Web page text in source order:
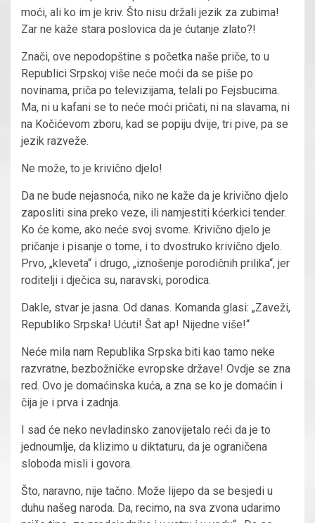
moći, ali ko im je kriv. Što nisu držali jezik za zubima!
Zar ne kaže stara poslovica da je ćutanje zlato?!
Znači, ove nepodopštine s početka naše priče, to u
Republici Srpskoj više neće moći da se piše po
novinama, priča po televizijama, telali po Fejsbucima.
Ma, ni u kafani se to neće moći pričati, ni na slavama, ni
na Kočićevom zboru, kad se popiju dvije, tri pive, pa se
jezik razveže.
Ne može, to je krivično djelo!
Da ne bude nejasnoća, niko ne kaže da je krivično djelo
zaposliti sina preko veze, ili namjestiti kćerkici tender.
Ko će kome, ako neće svoj svome. Krivično djelo je
pričanje i pisanje o tome, i to dvostruko krivično djelo.
Prvo, „kleveta“ i drugo, „iznošenje porodičnih prilika“, jer
roditelji i dječica su, naravski, porodica.
Dakle, stvar je jasna. Od danas. Komanda glasi: „Zaveži,
Republiko Srpska! Ućuti! Šat ap! Nijedne više!“
Neće mila nam Republika Srpska biti kao tamo neke
razvratne, bezbožničke evropske države! Ovdje se zna
red. Ovo je domaćinska kuća, a zna se ko je domaćin i
čija je i prva i zadnja.
I sad će neko nevladinsko zanovijetalo reći da je to
jednoumlje, da klizimo u diktaturu, da je ograničena
sloboda misli i govora.
Što, naravno, nije tačno. Može lijepo da se besjedi u
duhu našeg naroda. Da, recimo, na sva zvona udarimo